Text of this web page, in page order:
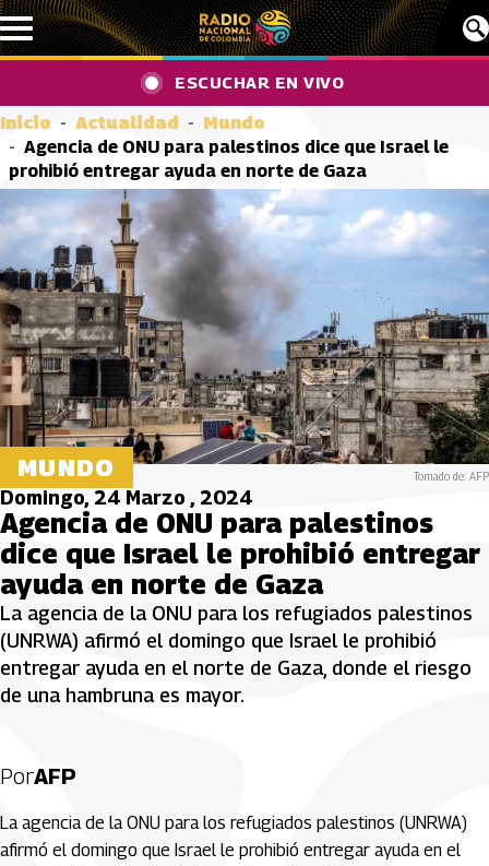
Pasar al contenido principal
ESCUCHAR EN VIVO
Inicio Actualidad
Mundo
Agencia de ONU para palestinos dice que Israel le
prohibió entregar ayuda en norte de Gaza
MUNDO Tomado de: AFP
Domingo, 24 Marzo , 2024
Agencia de ONU para palestinos
dice que Israel le prohibió entregar
ayuda en norte de Gaza
La agencia de la ONU para los refugiados palestinos
(UNRWA) afirmó el domingo que Israel le prohibió
entregar ayuda en el norte de Gaza, donde el riesgo
de una hambruna es mayor.
PorAFP
La agencia de la ONU para los refugiados palestinos (UNRWA)
afirmó el domingo que Israel le prohibió entregar ayuda en el